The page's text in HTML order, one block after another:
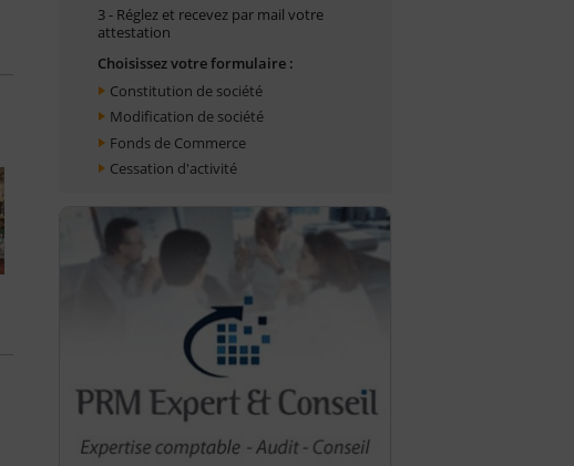
3 - Réglez et recevez par mail votre
attestation
Choisissez votre formulaire :
Constitution de société
Modification de société
Fonds de Commerce
Cessation d'activité